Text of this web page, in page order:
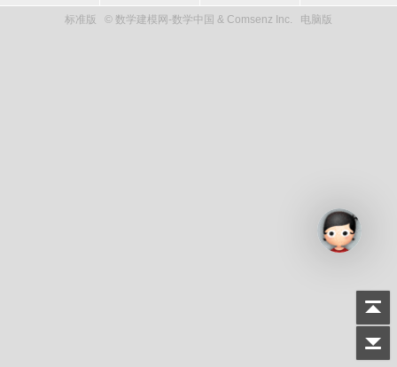
标准版 © 数学建模网-数学中国 & Comsenz Inc. 电脑版